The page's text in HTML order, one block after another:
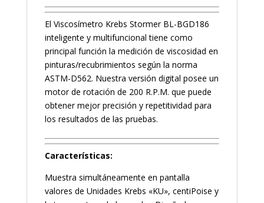
El Viscosímetro Krebs Stormer BL-BGD186
inteligente y multifuncional tiene como
principal función la medición de viscosidad en
pinturas/recubrimientos según la norma
ASTM-D562. Nuestra versión digital posee un
motor de rotación de 200 R.P.M. que puede
obtener mejor precisión y repetitividad para
los resultados de las pruebas.
Características:
Muestra simultáneamente en pantalla
valores de Unidades Krebs «KU», centiPoise y